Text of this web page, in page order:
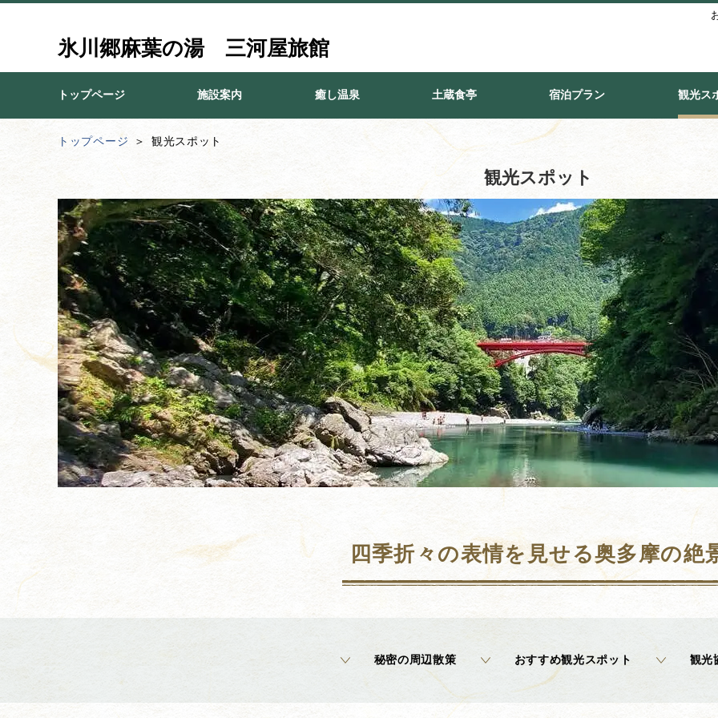
氷川郷麻葉の湯 三河屋旅館
トップページ 施設案内 癒し温泉 土蔵食亭 宿泊プラン 観光ス
トップページ 観光スポット
観光スポット
四季折々の表情を見せる奥多摩の絶
秘密の周辺散策 おすすめ観光スポット 観光